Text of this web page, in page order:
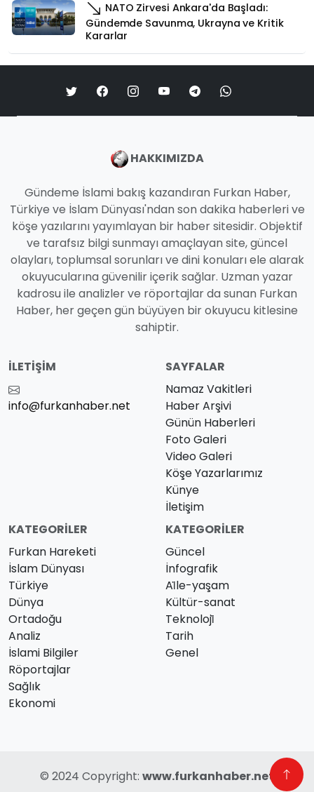
NATO Zirvesi Ankara'da Başladı:
Gündemde Savunma, Ukrayna ve Kritik
Kararlar
HAKKIMIZDA
Gündeme İslami bakış kazandıran Furkan Haber,
Türkiye ve İslam Dünyası'ndan son dakika haberleri ve
köşe yazılarını yayımlayan bir haber sitesidir. Objektif
ve tarafsız bilgi sunmayı amaçlayan site, güncel
olayları, toplumsal sorunları ve dini konuları ele alarak
okuyucularına güvenilir içerik sağlar. Uzman yazar
kadrosu ile analizler ve röportajlar da sunan Furkan
Haber, her geçen gün büyüyen bir okuyucu kitlesine
sahiptir.
İLETIŞIM
info@furkanhaber.net
SAYFALAR
Namaz Vakitleri
Haber Arşivi
Günün Haberleri
Foto Galeri
Video Galeri
Köşe Yazarlarımız
Künye
İletişim
KATEGORILER
Furkan Hareketi
İslam Dünyası
Türkiye
Dünya
Ortadoğu
Analiz
İslami Bilgiler
Röportajlar
Sağlık
Ekonomi
KATEGORILER
Güncel
İnfografik
Ai̇le-yaşam
Kültür-sanat
Teknoloji̇
Tarih
Genel
© 2024 Copyright: www.furkanhaber.net